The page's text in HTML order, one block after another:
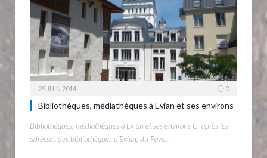
29 JUIN 2014 0
Bibliothèques, médiathèques à Evian et ses environs
Bibliothèques, médiathèques à Evian et ses environs Ci-après les
adresses des bibliothèques d’Evian, du Pays…